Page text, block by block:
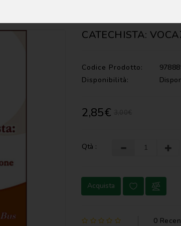
CATECHISTA:
Codice Prodotto:
Disponibilità:
2,85€
Qtà :
Acquista
0